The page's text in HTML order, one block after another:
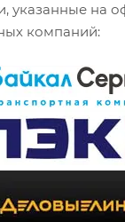
указанные на
компаний: